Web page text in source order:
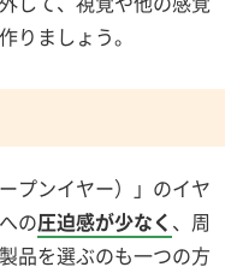
りましょう。
プンイヤー）」のイヤ
の圧迫感が少なく 、周
品を選ぶのも一つの方